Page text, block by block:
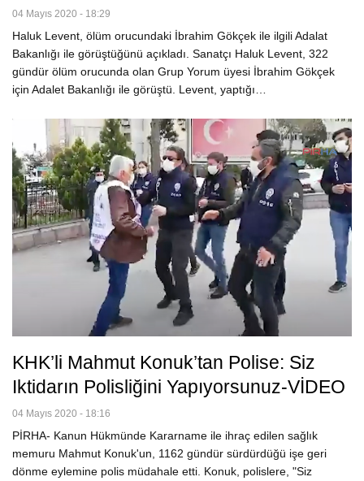
04 Mayıs 2020 - 18:29
Haluk Levent, ölüm orucundaki İbrahim Gökçek ile ilgili Adalat
Bakanlığı ile görüştüğünü açıkladı. Sanatçı Haluk Levent, 322
gündür ölüm orucunda olan Grup Yorum üyesi İbrahim Gökçek
için Adalet Bakanlığı ile görüştü. Levent, yaptığı…
KHK’li Mahmut Konuk’tan Polise: Siz
Iktidarın Polisliğini Yapıyorsunuz-VİDEO
04 Mayıs 2020 - 18:16
PİRHA- Kanun Hükmünde Kararname ile ihraç edilen sağlık
memuru Mahmut Konuk'un, 1162 gündür sürdürdüğü işe geri
dönme eylemine polis müdahale etti. Konuk, polislere, "Siz